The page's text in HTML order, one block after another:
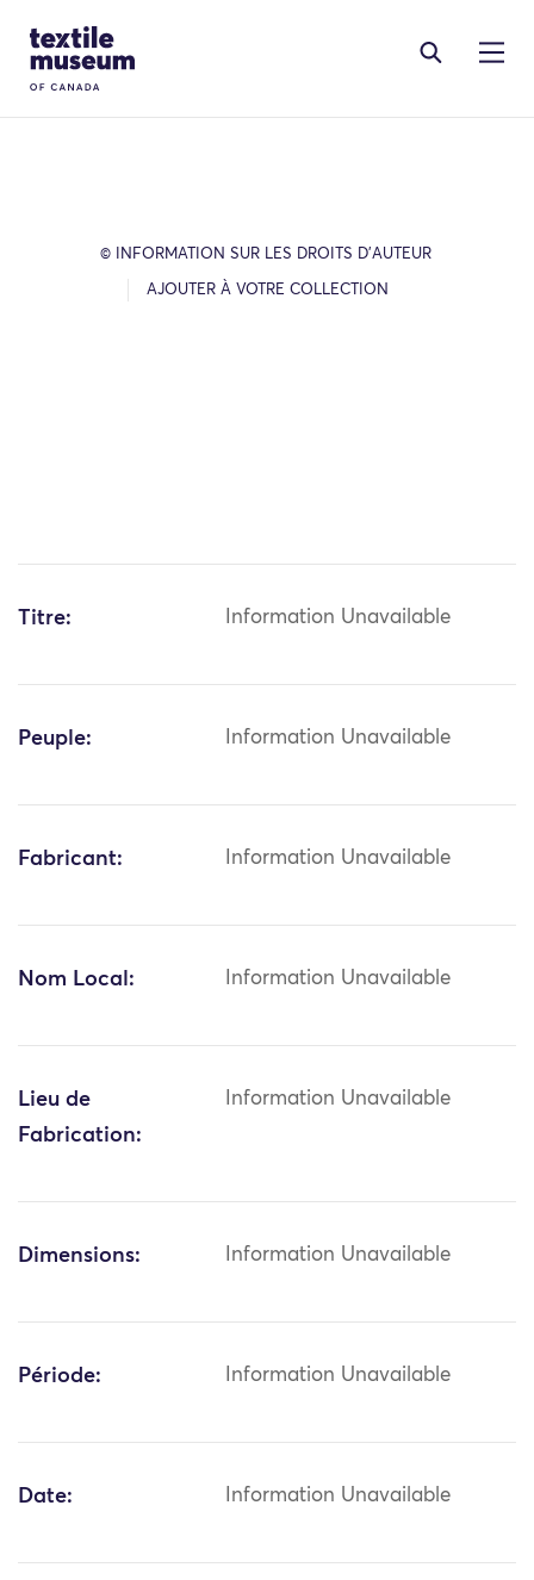
Site Logo
© INFORMATION SUR LES DROITS D’AUTEUR
AJOUTER À VOTRE COLLECTION
Titre: Information Unavailable
Peuple: Information Unavailable
Fabricant: Information Unavailable
Nom Local: Information Unavailable
Lieu de
Fabrication:
Information Unavailable
Dimensions: Information Unavailable
Période: Information Unavailable
Date: Information Unavailable